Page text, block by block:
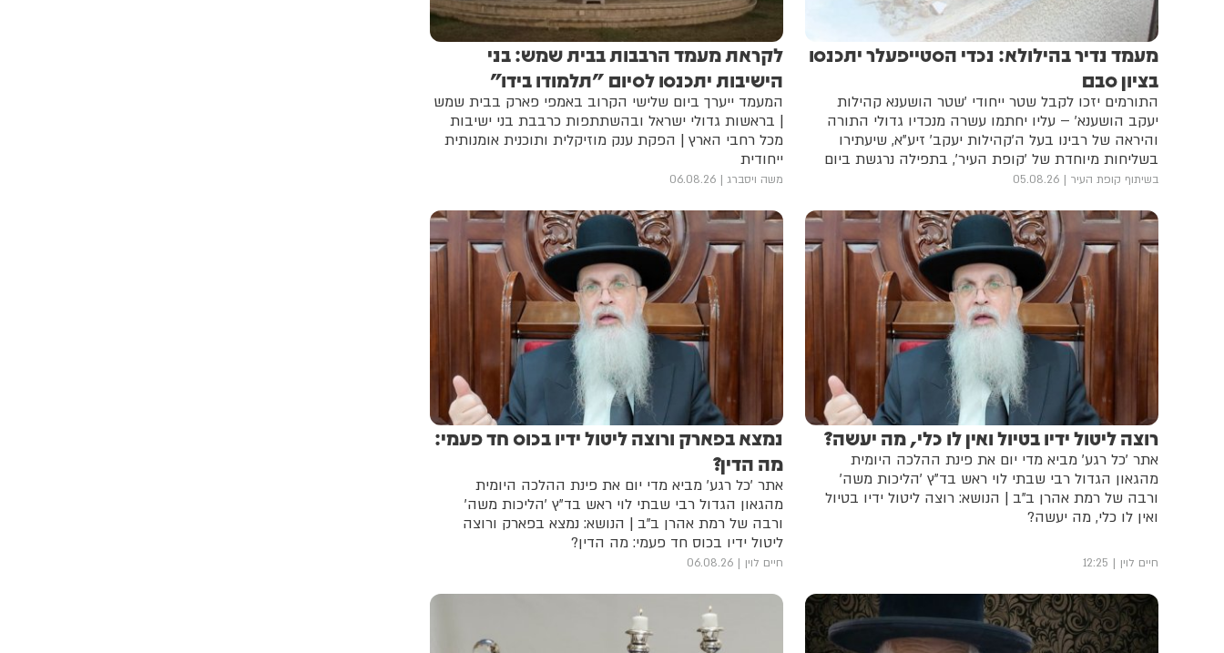
מעמד נדיר בהילולא: נכדי הסטייפעלר יתכנסו
בציון סבם
התורמים יזכו לקבל שטר ייחודי 'שטר הושענא קהילות
יעקב הושענא' – עליו יחתמו עשרה מנכדיו גדולי התורה
והיראה של רבינו בעל ה'קהילות יעקב' זיע"א, שיעתירו
בשליחות מיוחדת של 'קופת העיר', בתפילה נרגשת ביום
ההילולא שלו, על תורמי 'קופת העיר'
בשיתוף קופת העיר 05.08.26
לקראת מעמד הרבבות בבית שמש: בני
הישיבות יתכנסו לסיום "תלמודו בידו"
המעמד ייערך ביום שלישי הקרוב באמפי פארק בבית שמש
| בראשות גדולי ישראל ובהשתתפות כרבבת בני ישיבות
מכל רחבי הארץ | הפקת ענק מוזיקלית ותוכנית אומנותית
ייחודית
משה ויסברג 06.08.26
רוצה ליטול ידיו בטיול ואין לו כלי, מה יעשה?
אתר 'כל רגע' מביא מדי יום את פינת ההלכה היומית
מהגאון הגדול רבי שבתי לוי ראש בד"ץ 'הליכות משה'
ורבה של רמת אהרן ב"ב | הנושא: רוצה ליטול ידיו בטיול
ואין לו כלי, מה יעשה?
חיים לוין 12:25
נמצא בפארק ורוצה ליטול ידיו בכוס חד פעמי:
מה הדין?
אתר 'כל רגע' מביא מדי יום את פינת ההלכה היומית
מהגאון הגדול רבי שבתי לוי ראש בד"ץ 'הליכות משה'
ורבה של רמת אהרן ב"ב | הנושא: נמצא בפארק ורוצה
ליטול ידיו בכוס חד פעמי: מה הדין?
חיים לוין 06.08.26